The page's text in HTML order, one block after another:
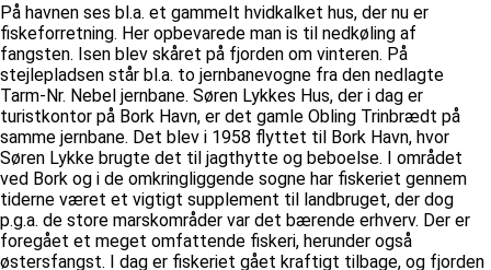
På havnen ses bl.a. et gammelt hvidkalket hus, der nu er
fiskeforretning. Her opbevarede man is til nedkøling af
fangsten. Isen blev skåret på fjorden om vinteren. På
stejlepladsen står bl.a. to jernbanevogne fra den nedlagte
Tarm-Nr. Nebel jernbane. Søren Lykkes Hus, der i dag er
turistkontor på Bork Havn, er det gamle Obling Trinbrædt på
samme jernbane. Det blev i 1958 flyttet til Bork Havn, hvor
Søren Lykke brugte det til jagthytte og beboelse. I området
ved Bork og i de omkringliggende sogne har fiskeriet gennem
tiderne været et vigtigt supplement til landbruget, der dog
p.g.a. de store marskområder var det bærende erhverv. Der er
foregået et meget omfattende fiskeri, herunder også
østersfangst. I dag er fiskeriet gået kraftigt tilbage, og fjorden